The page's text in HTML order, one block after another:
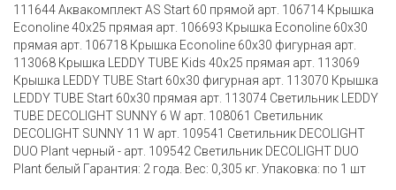
111644 Аквакомплект AS Start 60 прямой арт. 106714 Крышка
Econoline 40х25 прямая арт. 106693 Крышка Econoline 60х30
прямая арт. 106718 Крышка Econoline 60х30 фигурная арт.
113068 Крышка LEDDY TUBE Kids 40x25 прямая арт. 113069
Крышка LEDDY TUBE Start 60x30 фигурная арт. 113070 Крышка
LEDDY TUBE Start 60x30 прямая арт. 113074 Светильник LEDDY
TUBE DECOLIGHT SUNNY 6 W арт. 108061 Светильник
DECOLIGHT SUNNY 11 W арт. 109541 Светильник DECOLIGHT
DUO Plant черный - арт. 109542 Светильник DECOLIGHT DUO
Plant белый Гарантия: 2 года. Вес: 0,305 кг. Упаковка: по 1 шт